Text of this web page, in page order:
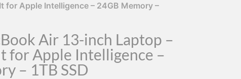
for Apple Intelligence – 24GB Memory –
Air 13-inch Laptop –
for Apple Intelligence –
– 1TB SSD